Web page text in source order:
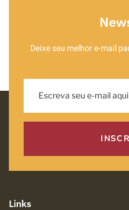
Deixe seu melhor e-mail
Links